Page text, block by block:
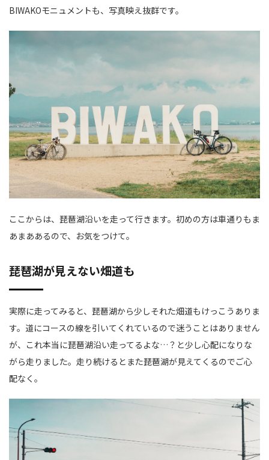
BIWAKOモニュメントも、写真映え抜群です。
ここからは、琵琶湖沿いを走って行きます。初めの方は車通りもま
あまああるので、お気をつけて。
琵琶湖が見えない畑道も
実際に走ってみると、琵琶湖から少しそれた畑道もけっこうありま
す。道にコースの線を引いてくれているので迷うことはありません
が、これ本当に琵琶湖沿い走ってるよな…？と少し心配になりな
がら走りました。走り続けるとまた琵琶湖が見えてくるのでご心
配なく。